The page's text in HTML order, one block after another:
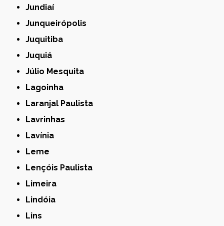
Jundiaí
Junqueirópolis
Juquitiba
Juquiá
Júlio Mesquita
Lagoinha
Laranjal Paulista
Lavrinhas
Lavínia
Leme
Lençóis Paulista
Limeira
Lindóia
Lins